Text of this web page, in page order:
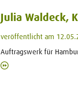
Julia Waldeck,
veröffentlicht am
Auftragswerk für